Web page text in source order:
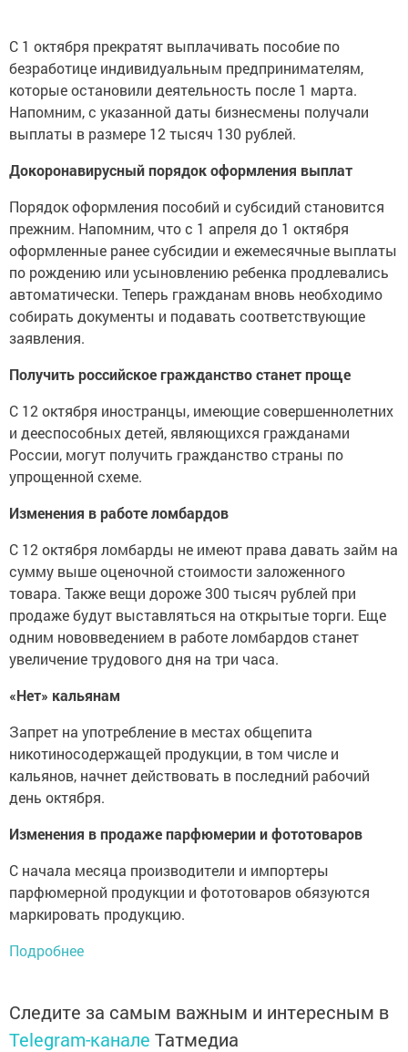
С 1 октября прекратят выплачивать пособие по
безработице индивидуальным предпринимателям,
которые остановили деятельность после 1 марта.
Напомним, с указанной даты бизнесмены получали
выплаты в размере 12 тысяч 130 рублей.
Докоронавирусный порядок оформления выплат
Порядок оформления пособий и субсидий становится
прежним. Напомним, что с 1 апреля до 1 октября
оформленные ранее субсидии и ежемесячные выплаты
по рождению или усыновлению ребенка продлевались
автоматически. Теперь гражданам вновь необходимо
собирать документы и подавать соответствующие
заявления.
Получить российское гражданство станет проще
С 12 октября иностранцы, имеющие совершеннолетних
и дееспособных детей, являющихся гражданами
России, могут получить гражданство страны по
упрощенной схеме.
Изменения в работе ломбардов
С 12 октября ломбарды не имеют права давать займ на
сумму выше оценочной стоимости заложенного
товара. Также вещи дороже 300 тысяч рублей при
продаже будут выставляться на открытые торги. Еще
одним нововведением в работе ломбардов станет
увеличение трудового дня на три часа.
«Нет» кальянам
Запрет на употребление в местах общепита
никотиносодержащей продукции, в том числе и
кальянов, начнет действовать в последний рабочий
день октября.
Изменения в продаже парфюмерии и фототоваров
С начала месяца производители и импортеры
парфюмерной продукции и фототоваров обязуются
маркировать продукцию.
Подробнее
Следите за самым важным и интересным в
Telegram-канале Татмедиа